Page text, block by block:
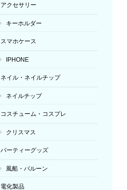
アクセサリー
キーホルダー
スマホケース
IPHONE
ネイル・ネイルチップ
ネイルチップ
コスチューム・コスプレ
クリスマス
パーティーグッズ
風船・バルーン
電化製品